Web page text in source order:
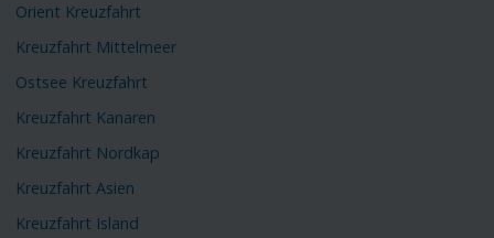
Orient Kreuzfahrt
Kreuzfahrt Mittelmeer
Ostsee Kreuzfahrt
Kreuzfahrt Kanaren
Kreuzfahrt Nordkap
Kreuzfahrt Asien
Kreuzfahrt Island